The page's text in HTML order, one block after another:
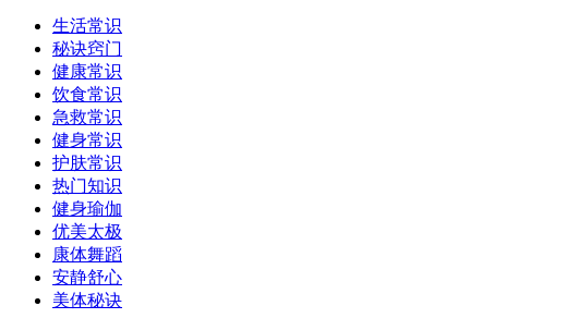
生活常识
秘诀窍门
健康常识
饮食常识
急救常识
健身常识
护肤常识
热门知识
健身瑜伽
优美太极
康体舞蹈
安静舒心
美体秘诀